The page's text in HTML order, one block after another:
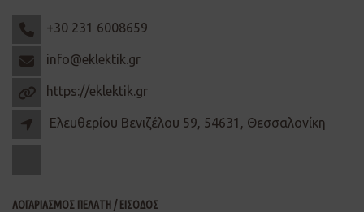
+30 231 6008659
info@eklektik.gr
https://eklektik.gr
Ελευθερίου Βενιζέλου 59, 54631, Θεσσαλονίκη
ΛΟΓΑΡΙΑΣΜΟΣ ΠΕΛΑΤΗ / ΕΙΣΟΔΟΣ